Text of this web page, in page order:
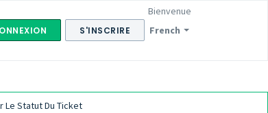
French
Bienvenue
S'INSCRIRE
Le Statut Du Ticket